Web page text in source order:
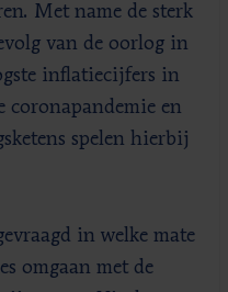
Met name de sterk
van de oorlog in
inflatiecijfers in
coronapandemie en
spelen hierbij
in welke mate
omgaan met de